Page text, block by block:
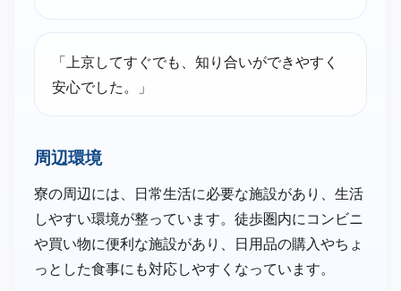
「上京してすぐでも、知り合いができやすく
安心でした。」
周辺環境
寮の周辺には、日常生活に必要な施設があり、生活
しやすい環境が整っています。徒歩圏内にコンビニ
や買い物に便利な施設があり、日用品の購入やちょ
っとした食事にも対応しやすくなっています。